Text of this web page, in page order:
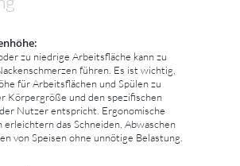
zu niedrige Arbeitsfläche kann zu
führen. Es ist wichtig,
für Arbeitsflächen und Spülen zu
Körpergröße und den spezifischen
Nutzer entspricht. Ergonomische
erleichtern das Schneiden, Abwaschen
von Speisen ohne unnötige Belastung.